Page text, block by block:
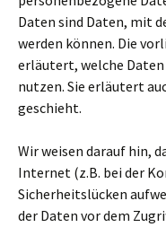
Daten sind Daten, mit
werden können. Die
erläutert, welche
nutzen. Sie erläutert
geschieht.
Wir weisen darauf hin,
Internet (z.B. bei der
Sicherheitslücken
der Daten vor dem